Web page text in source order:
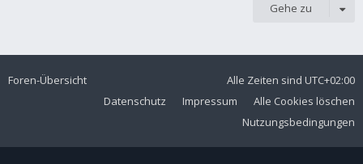
Gehe zu
Foren-Übersicht Alle Zeiten sind UTC+02:00
Alle Cookies löschen
Impressum
Datenschutz
Nutzungsbedingungen